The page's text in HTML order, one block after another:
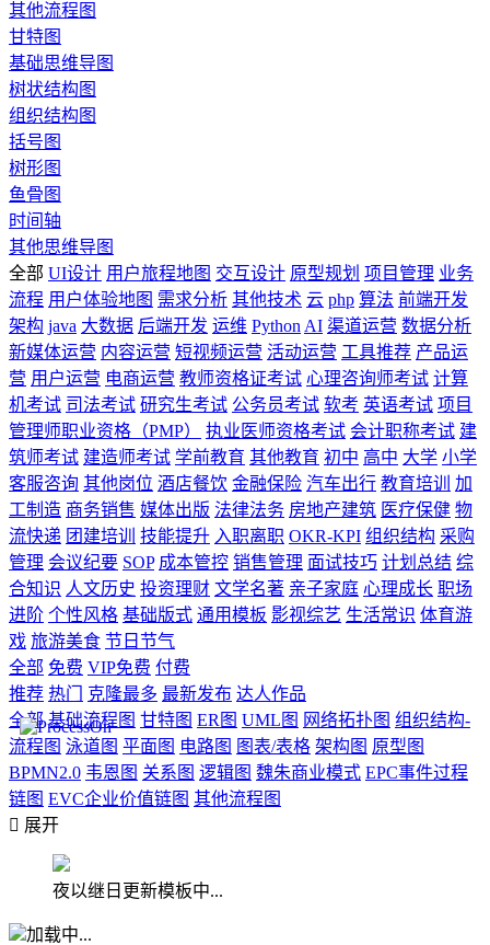
其他流程图
甘特图
基础思维导图
树状结构图
组织结构图
括号图
树形图
鱼骨图
时间轴
其他思维导图
全部 UI设计 用户旅程地图 交互设计 原型规划 项目管理 业务
流程 用户体验地图 需求分析 其他技术 云 php 算法 前端开发
架构 java 大数据 后端开发 运维 Python AI 渠道运营 数据分析
新媒体运营 内容运营 短视频运营 活动运营 工具推荐 产品运
营 用户运营 电商运营 教师资格证考试 心理咨询师考试 计算
机考试 司法考试 研究生考试 公务员考试 软考 英语考试 项目
管理师职业资格（PMP）
执业医师资格考试 会计职称考试 建
筑师考试 建造师考试 学前教育 其他教育 初中 高中 大学 小学
客服咨询 其他岗位 酒店餐饮 金融保险 汽车出行 教育培训
加
工制造 商务销售 媒体出版 法律法务 房地产建筑 医疗保健 物
流快递 团建培训 技能提升 入职离职 OKR-KPI 组织结构 采购
管理 会议纪要 SOP 成本管控 销售管理 面试技巧 计划总结 综
合知识 人文历史 投资理财 文学名著 亲子家庭 心理成长 职场
进阶 个性风格 基础版式 通用模板 影视综艺 生活常识 体育游
戏 旅游美食 节日节气
全部 免费 VIP免费 付费
推荐 热门 克隆最多 最新发布 达人作品
全部 基础流程图 甘特图 ER图 UML图 网络拓扑图 组织结构-
流程图 泳道图 平面图 电路图 图表/表格 架构图 原型图
BPMN2.0 韦恩图 关系图 逻辑图 魏朱商业模式 EPC事件过程
链图 EVC企业价值链图 其他流程图
 展开
夜以继日更新模板中...
加载中...